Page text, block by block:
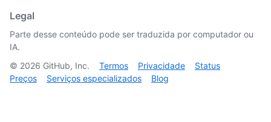
Legal
Parte desse conteúdo pode ser traduzida por computador ou
IA.
© 2026 GitHub, Inc. Termos Privacidade
Status
Preços
Serviços especializados Blog